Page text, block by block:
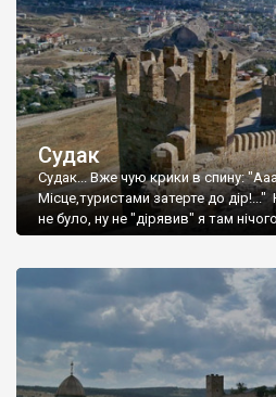
Судак
Судак... Вже чую крики в спину:
Місце,туристами затерте до
не було, ну не "дірявив" я там